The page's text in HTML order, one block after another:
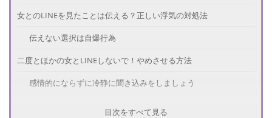
女とのLINEを見たことは伝える？正しい浮気の対処法
伝えない選択は自爆行為
二度とほかの女とLINEしないで！やめさせる方法
感情的にならずに冷静に聞き込みをしましょう
目次をすべて見る